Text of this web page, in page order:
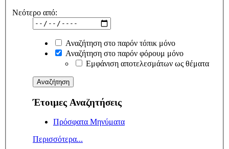
Νεότερο από:
Αναζήτηση στο παρόν τόπικ μόνο
Αναζήτηση στο παρόν φόρουμ μόνο
Εμφάνιση αποτελεσμάτων ως θέματα
Έτοιμες Αναζητήσεις
Πρόσφατα Μηνύματα
Περισσότερα...